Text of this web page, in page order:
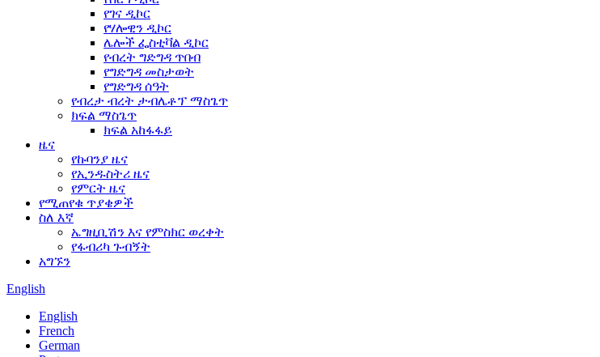
የገና ዲኮር
የሃሎዊን ዲኮር
ሌሎች ፌስቲቫል ዲኮር
የብረት ግድግዳ ጥበብ
የግድግዳ መስታወት
የግድግዳ ሰዓት
የብረታ ብረት ታብሌቶፕ ማስጌጥ
ክፍል ማስጌጥ
ክፍል አከፋፋይ
ዜና
የኩባንያ ዜና
የኢንዱስትሪ ዜና
የምርት ዜና
የሚጠየቁ ጥያቄዎች
ስለ እኛ
ኤግዚቢሽን እና የምስክር ወረቀት
የፋብሪካ ጉብኝት
አግኙን
English
English
French
German